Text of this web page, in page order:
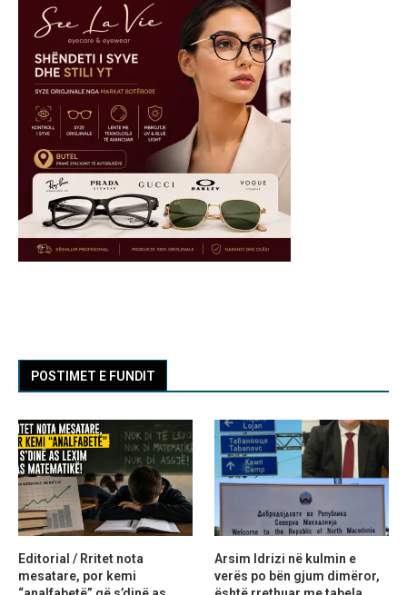
POSTIMET E FUNDIT
Editorial / Rritet nota
mesatare, por kemi
Arsim Idrizi në kulmin e
verës po bën gjum dimëror,